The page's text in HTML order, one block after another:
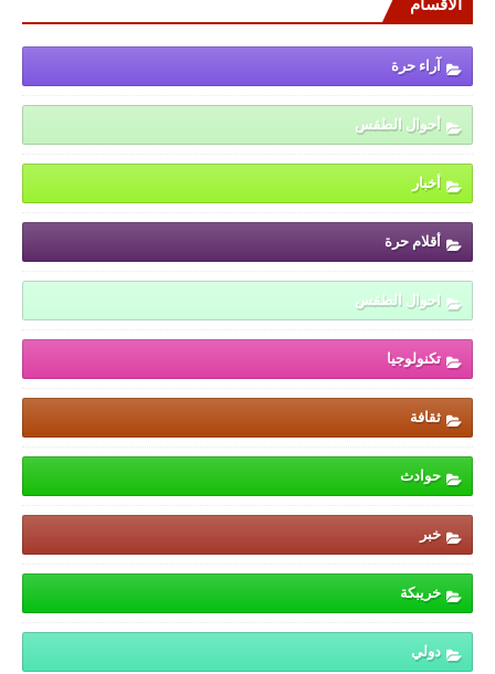
الأقسام
آراء حرة
أحوال الطقس
أخبار
أقلام حرة
احوال الطقس
تكنولوجيا
ثقافة
حوادث
خبر
خريبكة
دولي